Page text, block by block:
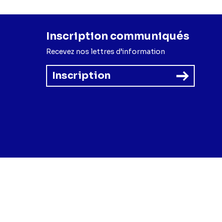
Inscription communiqués
Recevez nos lettres d’information
Inscription